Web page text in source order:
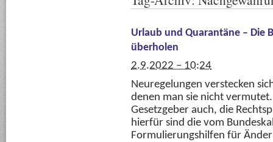
Urlaub und Quarantäne – Die
überholen
2.9.2022 – 10:24
Neuregelungen verstecken
denen man sie nicht
Gesetzgeber auch, die
hierfür sind die vom
Formulierungshilfen für